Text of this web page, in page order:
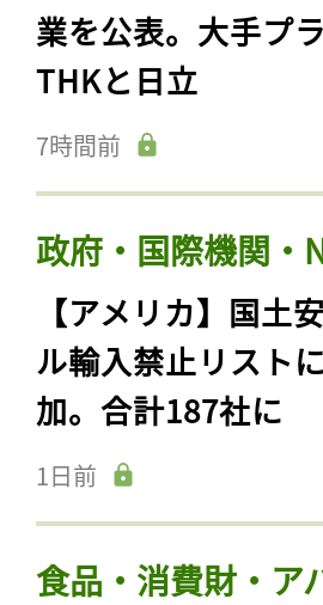
業を公表。大手プ
THKと日立
7時間前
政府・国際機関・
【アメリカ】国土
ル輸入禁止リスト
加。合計187社に
1日前
食品・消費財・ア